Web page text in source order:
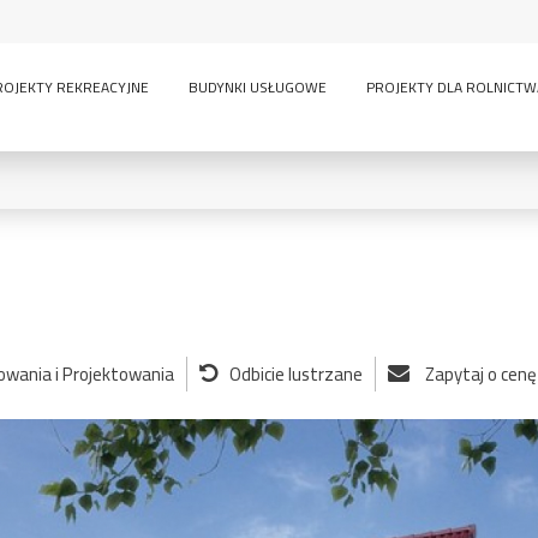
REKREACYJNE BUDYNKI USŁUGOWE PROJEKTY DLA
inwentarskie
sauna
parterowy
wielokondygnacyjny
GARAŻE:
bez garażu
i Projektowania Odbicie lustrzane Zapytaj o cenę